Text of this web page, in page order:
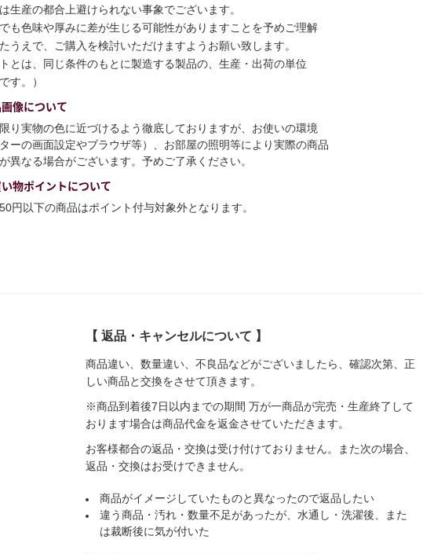
生産の都合上避けられない事象でございます。
も色味や厚みに差が生じる可能性がありますことを予めご理解
うえで、ご購入を検討いただけますようお願い致します。
トとは、同じ条件のもとに製造する製品の、生産・出荷の単位
す。）
像について
り実物の色に近づけるよう徹底しておりますが、お使いの環境
ターの画面設定やブラウザ等）、お部屋の照明等により実際の商品
異なる場合がございます。予めご了承ください。
物ポイントについて
円以下の商品はポイント付与対象外となります。
【 返品・キャンセルについて 】
商品違い、数量違い、不良品などがございましたら、確認次第、正
しい商品と交換をさせて頂きます。
※商品到着後7日以内までの期間 万が一商品が完売・生産終了して
おります場合は商品代金を返金させていただきます。
お客様都合の返品・交換は受け付けておりません。また次の場合、
返品・交換はお受けできません。
商品がイメージしていたものと異なったので返品したい
違う商品・汚れ・数量不足があったが、水通し・洗濯後、また
は裁断後に気が付いた